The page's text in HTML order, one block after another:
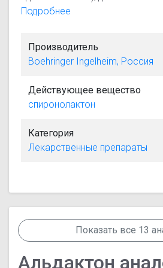
гиперальдостеронизма,
циррозе печени,
нефропатии беременных;
вспомогательного средства
гипертонии, гипокалиемии,
гликозиды.
Подробнее
Производитель
Boehringer Ingelheim, Россия
Действующее вещество
спиронолактон
Категория
Лекарственные препараты
Показать все 13
Альдактон